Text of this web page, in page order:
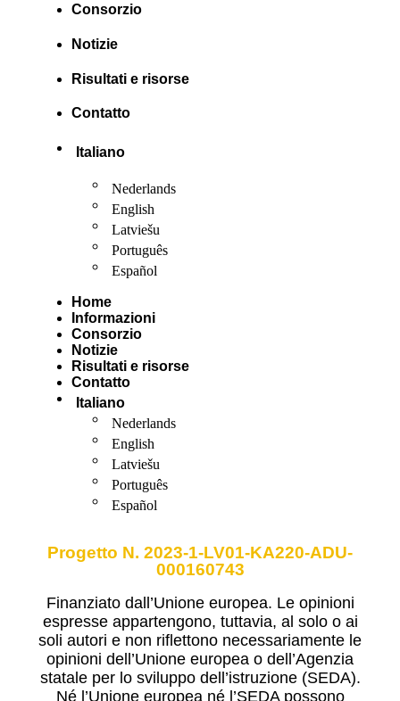
Consorzio
Notizie
Risultati e risorse
Contatto
Italiano
Nederlands
English
Latviešu
Português
Español
Home
Informazioni
Consorzio
Notizie
Risultati e risorse
Contatto
Italiano
Nederlands
English
Latviešu
Português
Español
Progetto N. 2023-1-LV01-KA220-ADU-
000160743
Finanziato dall’Unione europea. Le opinioni
espresse appartengono, tuttavia, al solo o ai
soli autori e non riflettono necessariamente le
opinioni dell’Unione europea o dell’Agenzia
statale per lo sviluppo dell’istruzione (SEDA).
Né l’Unione europea né l’SEDA possono